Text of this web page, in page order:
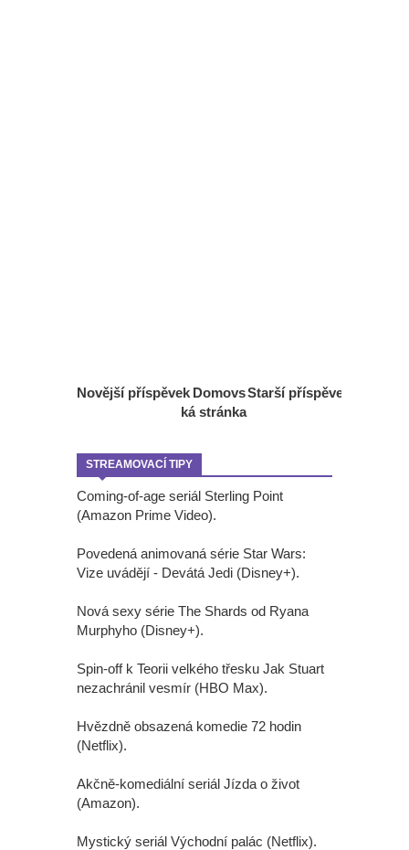
Novější příspěvek Starší příspěvek
Domovs
ká stránka
STREAMOVACÍ TIPY
Coming-of-age seriál Sterling Point
(Amazon Prime Video).
Povedená animovaná série Star Wars:
Vize uvádějí - Devátá Jedi (Disney+).
Nová sexy série The Shards od Ryana
Murphyho (Disney+).
Spin-off k Teorii velkého třesku Jak Stuart
nezachránil vesmír (HBO Max).
Hvězdně obsazená komedie 72 hodin
(Netflix).
Akčně-komediální seriál Jízda o život
(Amazon).
Mystický seriál Východní palác (Netflix).